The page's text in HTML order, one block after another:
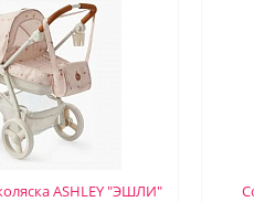
ASHLEY "ЭШЛИ"